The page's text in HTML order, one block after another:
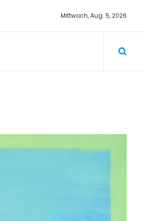
Mittwoch, Aug. 5, 2026